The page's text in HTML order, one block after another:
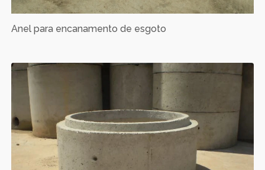
Anel para encanamento de esgoto